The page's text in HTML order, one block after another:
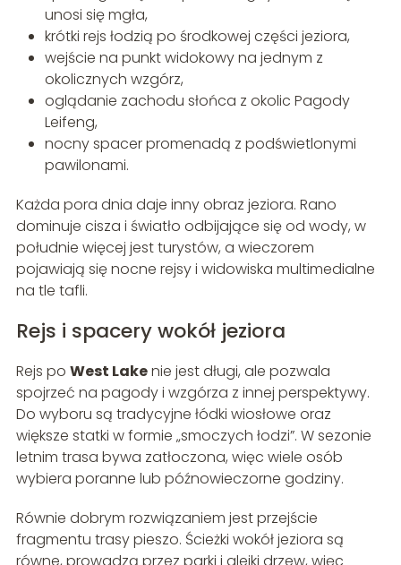
unosi się mgła,
krótki rejs łodzią po środkowej części jeziora,
wejście na punkt widokowy na jednym z
okolicznych wzgórz,
oglądanie zachodu słońca z okolic Pagody
Leifeng,
nocny spacer promenadą z podświetlonymi
pawilonami.
Każda pora dnia daje inny obraz jeziora. Rano
dominuje cisza i światło odbijające się od wody, w
południe więcej jest turystów, a wieczorem
pojawiają się nocne rejsy i widowiska multimedialne
na tle tafli.
Rejs i spacery wokół jeziora
Rejs po West Lakenie jest długi, ale pozwala
spojrzeć na pagody i wzgórza z innej perspektywy.
Do wyboru są tradycyjne łódki wiosłowe oraz
większe statki w formie „smoczych łodzi”. W sezonie
letnim trasa bywa zatłoczona, więc wiele osób
wybiera poranne lub późnowieczorne godziny.
Równie dobrym rozwiązaniem jest przejście
fragmentu trasy pieszo. Ścieżki wokół jeziora są